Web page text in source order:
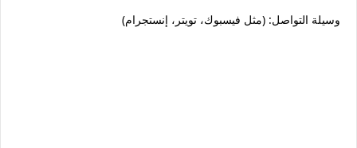
وسيلة التواصل: (مثل فيسبوك، تويتر، إنستجرام)